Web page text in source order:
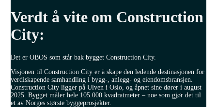
Verdt å vite om Construction
City:
Det er OBOS som står bak bygget Construction City.
Visjonen til Construction City er å skape den ledende destinasjonen for
verdiskapende samhandling i bygg-, anlegg- og eiendomsbransjen.
Construction City ligger på Ulven i Oslo, og åpnet sine dører i august
2025. Bygget måler hele 105.000 kvadratmeter – noe som gjør det til
et av Norges største byggeprosjekter.